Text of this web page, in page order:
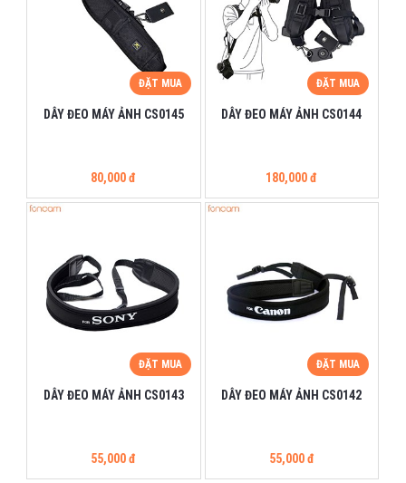
ĐẶT MUA
DÂY ĐEO MÁY ẢNH CS0145
80,000 đ
ĐẶT MUA
DÂY ĐEO MÁY ẢNH CS0144
180,000 đ
ĐẶT MUA
DÂY ĐEO MÁY ẢNH CS0143
55,000 đ
ĐẶT MUA
DÂY ĐEO MÁY ẢNH CS0142
55,000 đ